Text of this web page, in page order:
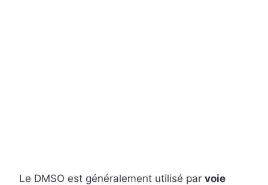
Le DMSO est généralement utilisé par voie